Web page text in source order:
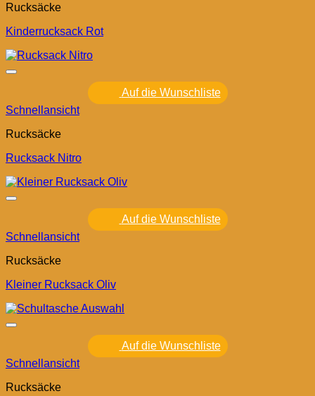
Rucksäcke
Kinderrucksack Rot
Auf die Wunschliste
Schnellansicht
Rucksäcke
Rucksack Nitro
Auf die Wunschliste
Schnellansicht
Rucksäcke
Kleiner Rucksack Oliv
Auf die Wunschliste
Schnellansicht
Rucksäcke